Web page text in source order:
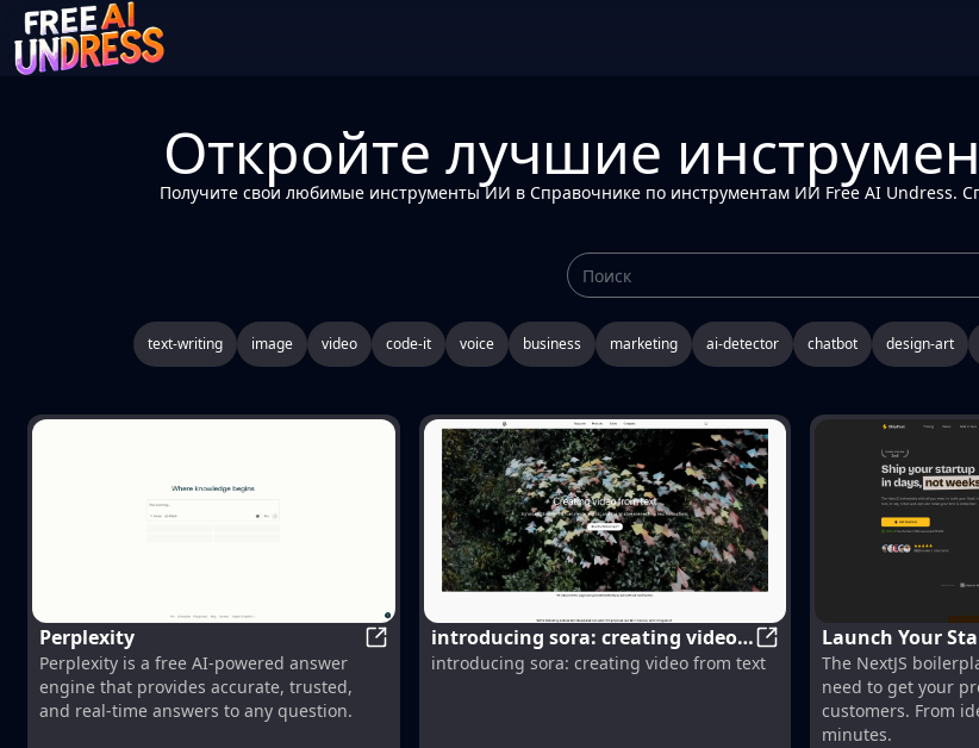
Откройте лучшие
Получите свои любимые инструменты ИИ в Справочнике по инструментам ИИ Free AI Undress.
text-writing image video code-it voice business marketing ai-detector chatbot design-art
Perplexity
Perplexity
Perplexity is a free AI-powered answer
engine that provides accurate, trusted,
and real-time answers to any question.
introducing sora: creating video
from text
introducing sora:
introducing sora: creating video from text
Launch Your
Weeks |
The NextJS
need to get your
customers. From
minutes.